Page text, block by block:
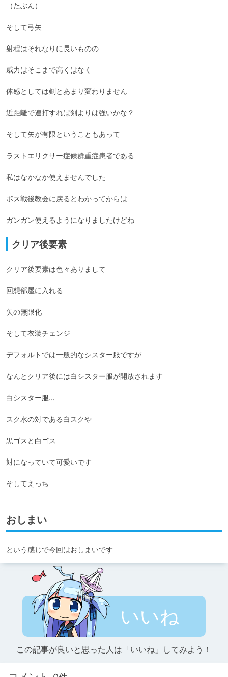
（たぶん）
そして弓矢
射程はそれなりに長いものの
威力はそこまで高くはなく
体感としては剣とあまり変わりません
近距離で連打すれば剣よりは強いかな？
そして矢が有限ということもあって
ラストエリクサー症候群重症患者である
私はなかなか使えませんでした
ボス戦後教会に戻るとわかってからは
ガンガン使えるようになりましたけどね
クリア後要素
クリア後要素は色々ありまして
回想部屋に入れる
矢の無限化
そして衣装チェンジ
デフォルトでは一般的なシスター服ですが
なんとクリア後には白シスター服が開放されます
白シスター服…
スク水の対である白スクや
黒ゴスと白ゴス
対になっていて可愛いです
そしてえっち
おしまい
という感じで今回はおしまいです
いいね
この記事が良いと思った人は「いいね」してみよう！